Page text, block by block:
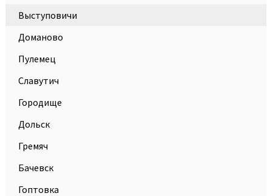
Выступовичи
Доманово
Пулемец
Славутич
Городище
Дольск
Гремяч
Бачевск
Гоптовка